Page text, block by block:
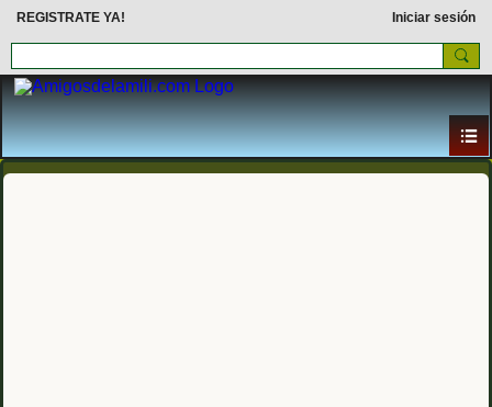
REGISTRATE YA! Iniciar sesión